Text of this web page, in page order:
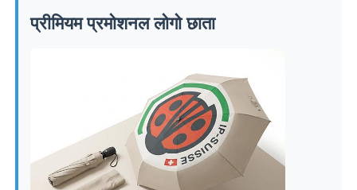
उत्पाद
प्रीमियम प्रमोशनल लोगो छाता